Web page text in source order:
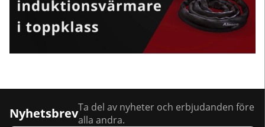
NyhetsbrevTa del av nyheter och erbjudanden före
alla andra.